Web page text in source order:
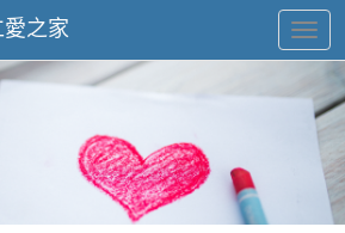
切
換
航
之家